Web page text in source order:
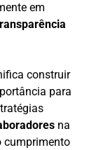
em
construir
para
na
cumprimento